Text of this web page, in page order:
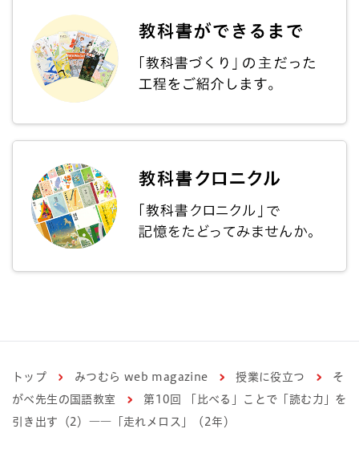
トップ みつむら web magazine 授業に役立つ
そ
がべ先生の国語教室
第10回 「比べる」ことで「読む力」を
引き出す（2）――「走れメロス」（2年）